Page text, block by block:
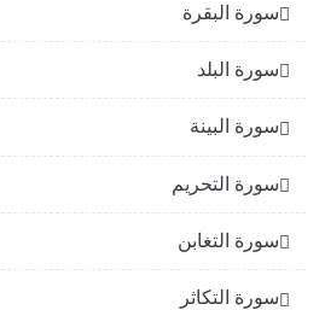
سورة البقرة
سورة البلد
سورة البينة
سورة التحريم
سورة التغابن
سورة التكاثر